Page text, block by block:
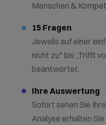
Menschen &
15 Fragen
Jeweils auf einer
nicht zu" bis „Trifft
beantwortet.
Ihre Auswertung
Sofort sehen Sie
Analyse erhalten